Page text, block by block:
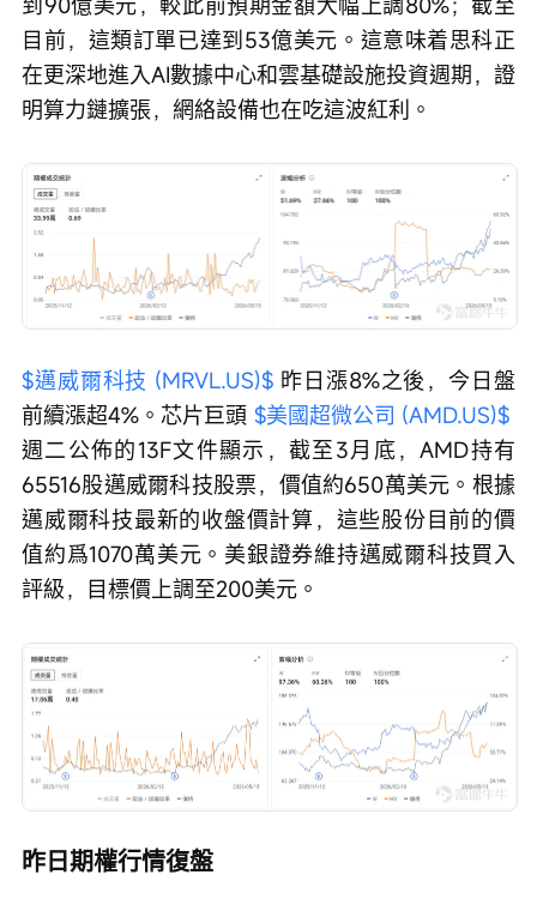
目前，這類訂單已達到53億美元。這意味着思科正
在更深地進入AI數據中心和雲基礎設施投資週期，證
明算力鏈擴張，網絡設備也在吃這波紅利。
$邁威爾科技 (MRVL.US)$ 昨日漲8%之後，今日盤
前續漲超4%。芯片巨頭 $美國超微公司 (AMD.US)$
週二公佈的13F文件顯示，截至3月底，AMD持有
65516股邁威爾科技股票，價值約650萬美元。根據
邁威爾科技最新的收盤價計算，這些股份目前的價
值約爲1070萬美元。美銀證券維持邁威爾科技買入
評級，目標價上調至200美元。
昨日期權行情復盤